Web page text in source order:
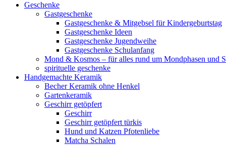
Geschenke
Gastgeschenke
Gastgeschenke & Mitgebsel für Kindergeburtstag
Gastgeschenke Ideen
Gastgeschenke Jugendweihe
Gastgeschenke Schulanfang
Mond & Kosmos – für alles rund um Mondphasen und
spirituelle geschenke
Handgemachte Keramik
Becher Keramik ohne Henkel
Gartenkeramik
Geschirr getöpfert
Geschirr
Geschirr getöpfert türkis
Hund und Katzen Pfotenliebe
Matcha Schalen